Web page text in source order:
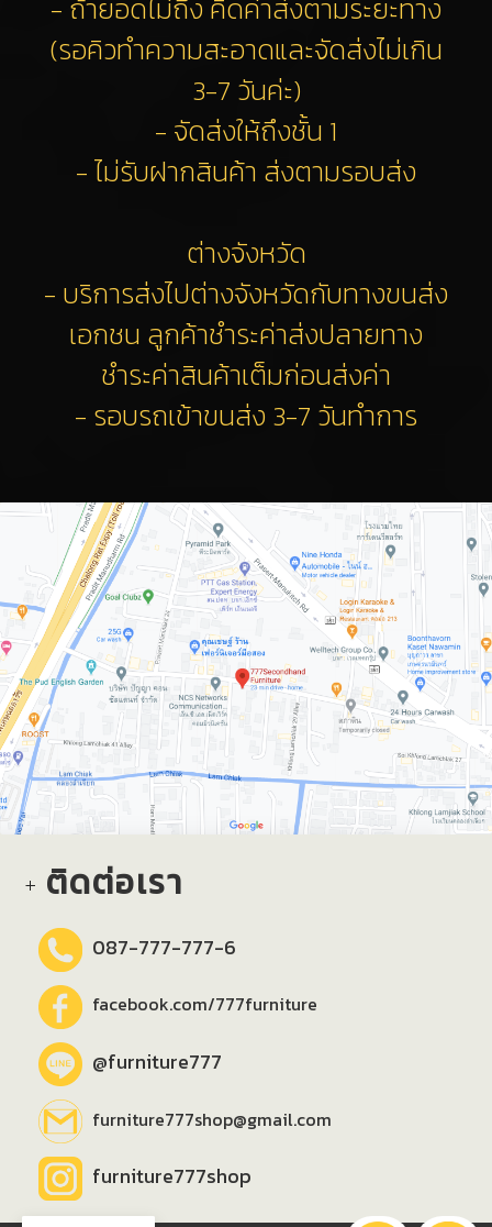
- ถ้ายอดไม่ถึง คิดค่าส่งตามระยะทาง
(รอคิวทำความสะอาดและจัดส่งไม่เกิน
3-7 วันค่ะ)
- จัดส่งให้ถึงชั้น 1
- ไม่รับฝากสินค้า ส่งตามรอบส่ง
ต่างจังหวัด
- บริการส่งไปต่างจังหวัดกับทางขนส่ง
เอกชน ลูกค้าชำระค่าส่งปลายทาง
ชำระค่าสินค้าเต็มก่อนส่งค่า
- รอบรถเข้าขนส่ง 3-7 วันทำการ
ติดต่อเรา
087-777-777-6
facebook.com/777furniture
@furniture777
furniture777shop@gmail.com
furniture777shop